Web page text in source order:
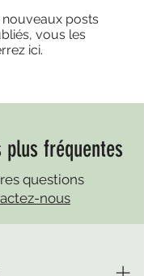
nouveaux posts
vous les
ici.
plus fréquentes
questions
nous